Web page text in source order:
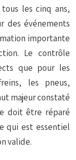
les cinq ans,
des événements
importante
Le contrôle
que pour les
les pneus,
majeur constaté
doit être réparé
qui est essentiel
valide.